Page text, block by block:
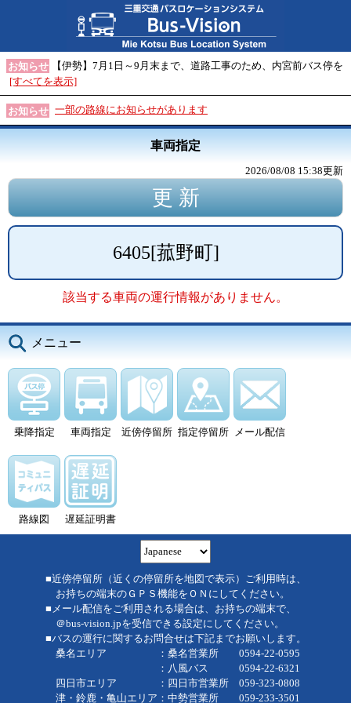
お知らせ
【伊勢】7月1日～9月末まで、道路工事のため、内宮前バス停を
[すべてを表示]
お知らせ 一部の路線にお知らせがあります
車両指定
2026/08/08 15:38更新
6405[菰野町]
該当する車両の運行情報がありません。
メニュー
乗降指定 車両指定 近傍停留所 指定停留所 メール配信
路線図 遅延証明書
■近傍停留所（近くの停留所を地図で表示）ご利用時は、
お持ちの端末のＧＰＳ機能をＯＮにしてください。
■メール配信をご利用される場合は、お持ちの端末で、
＠bus-vision.jpを受信できる設定にしてください。
■バスの運行に関するお問合せは下記までお願いします。
桑名エリア ：桑名営業所 0594-22-0595
：八風バス 0594-22-6321
四日市エリア ：四日市営業所 059-323-0808
津・鈴鹿・亀山エリア：中勢営業所 059-233-3501